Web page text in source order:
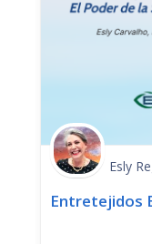
Esly
Entretejidos